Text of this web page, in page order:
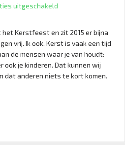
uitgeschakeld
kerstdagen
tips
voor
vaders
het Kerstfeest en zit 2015 er bijna
vrij. Ik ook. Kerst is vaak een tijd
de mensen waar je van houdt:
ook je kinderen. Dat kunnen wij
dat anderen niets te kort komen.